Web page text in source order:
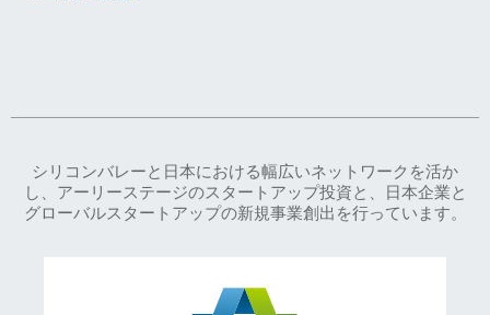
シリコンバレーと日本における幅広いネットワークを活か
し、アーリーステージのスタートアップ投資と、日本企業と
グローバルスタートアップの新規事業創出を行っています。